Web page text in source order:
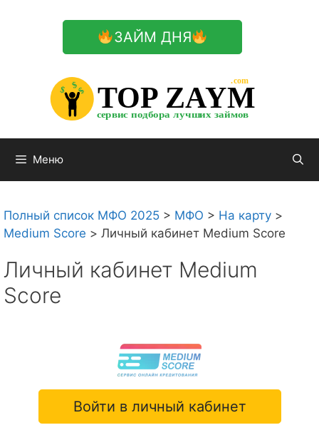
ЗАЙМ ДНЯ
TOP ZAYM
сервис подбора лучших займов
.com
$
$
$
Меню
Полный список МФО 2025 > МФО > На карту >
Medium Score > Личный кабинет Medium Score
Личный кабинет Medium
Score
Войти в личный кабинет